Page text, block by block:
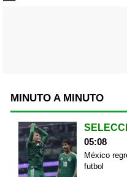
MINUTO A MINUTO
05:08
México
futbol